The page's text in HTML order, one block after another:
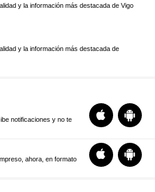
y la información más destacada de Vigo
y la información más destacada de
notificaciones y no te
ahora, en formato